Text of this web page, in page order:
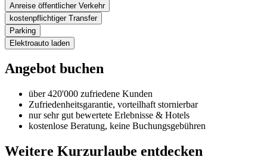
Anreise öffentlicher Verkehr
kostenpflichtiger Transfer
Parking
Elektroauto laden
Angebot buchen
über 420'000 zufriedene Kunden
Zufriedenheitsgarantie, vorteilhaft stornierbar
nur sehr gut bewertete Erlebnisse & Hotels
kostenlose Beratung, keine Buchungsgebühren
Weitere Kurzurlaube entdecken